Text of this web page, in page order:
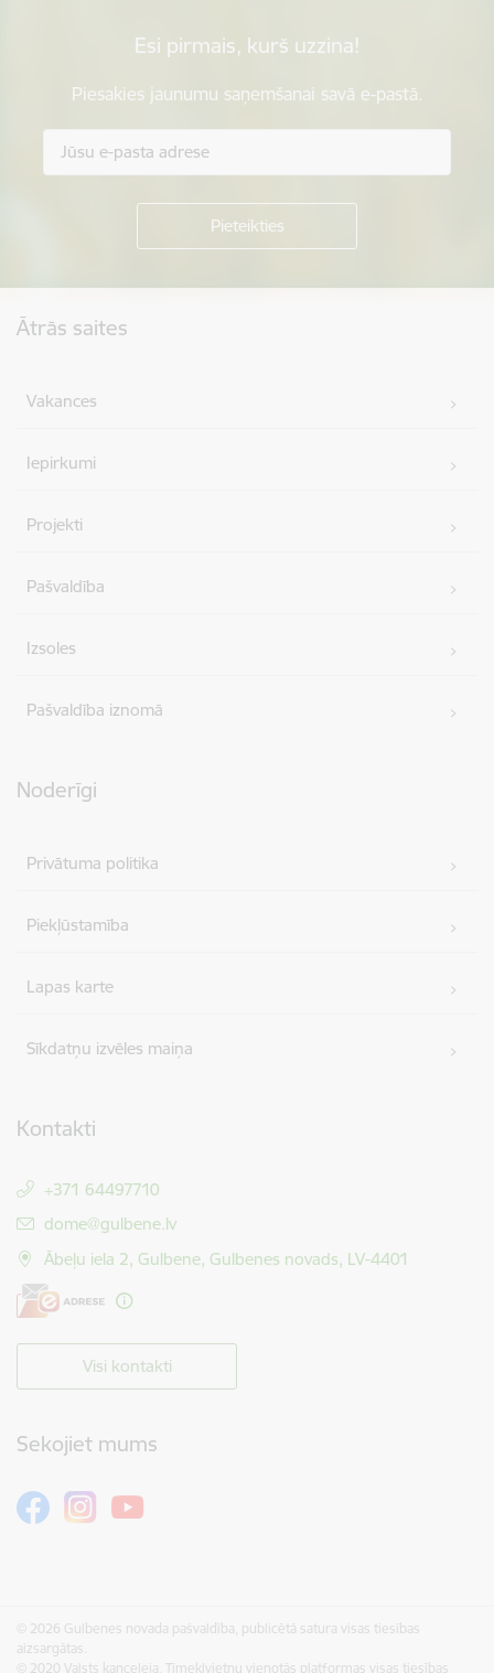
Esi pirmais, kurš uzzina!
Piesakies jaunumu saņemšanai savā e-pastā.
Ātrās saites
Vakances
Iepirkumi
Projekti
Pašvaldība
Izsoles
Pašvaldība iznomā
Noderīgi
Privātuma politika
Piekļūstamība
Lapas karte
Sīkdatņu izvēles maiņa
Kontakti
+371 64497710
E-pasts:
dome@gulbene.lv
Ābeļu iela 2, Gulbene, Gulbenes novads, LV-4401
Visi kontakti
Sekojiet mums
© 2026 Gulbenes novada pašvaldība, publicētā satura visas tiesības
aizsargātas.
© 2020 Valsts kanceleja, Tīmekļvietņu vienotās platformas visas tiesības